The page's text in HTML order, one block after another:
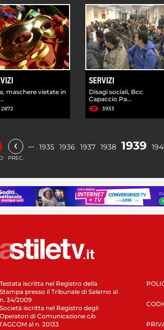
maschere vietate in
2872
SERVIZI
Disagi sociali, Bcc
Capaccio Pa...
3933
‹
PREC.
… 1935 1936 1937 1938 1939
Testata iscritta nel Registro della
Stampa presso il Tribunale di Salerno al
n. 34/2009
Società iscritta nel Registro degli
Operatori di Comunicazione c/o
l’AGCOM al n. 20133